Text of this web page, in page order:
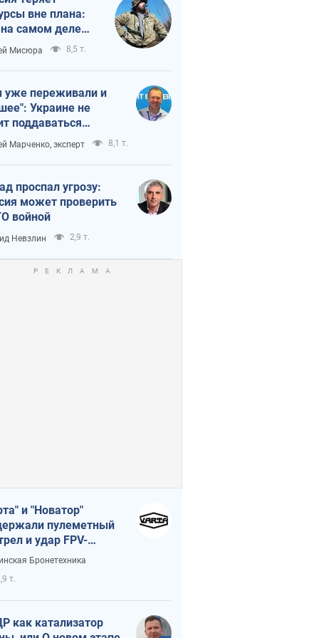
вне плана:
на самом деле
темп войны
Мисюра 8,5 т.
переживали и
Украине не
поддаваться
из-за
террора
Марченко, эксперт 8,1 т.
проспал угрозу:
может проверить
войной
Невзлин 2,9 т.
и "Новатор"
пулеметный
и удар FPV-
сохранив жизнь
Бронетехника
т.
как катализатор